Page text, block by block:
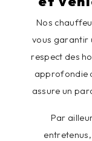
Nos
vous garantir
respect des
approfondie
assure un
Par